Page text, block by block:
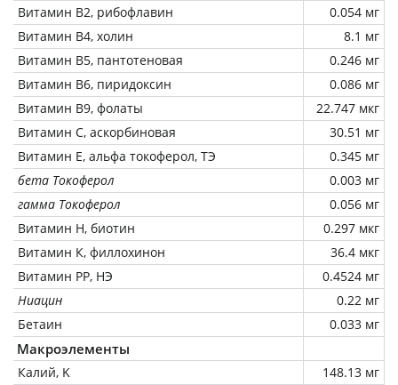
Витамин В2, рибофлавин
0.054 мг
Витамин В4, холин
8.1 мг
Витамин В5, пантотеновая
0.246 мг
Витамин В6, пиридоксин
0.086 мг
Витамин В9, фолаты
22.747 мкг
Витамин C, аскорбиновая
30.51 мг
Витамин Е, альфа токоферол, ТЭ
0.345 мг
бета Токоферол
0.003 мг
гамма Токоферол
0.056 мг
Витамин Н, биотин
0.297 мкг
Витамин К, филлохинон
36.4 мкг
Витамин РР, НЭ
0.4524 мг
Ниацин
0.22 мг
Бетаин
0.033 мг
Макроэлементы
Калий, K
148.13 мг